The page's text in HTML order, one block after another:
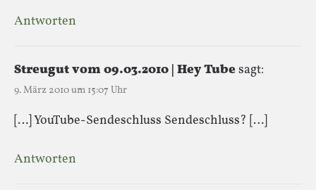
Antworten
Streugut vom 09.03.2010 | Hey Tubesagt:
9. März 2010 um 15:07 Uhr
[…] YouTube-Sendeschluss Sendeschluss? […]
Antworten